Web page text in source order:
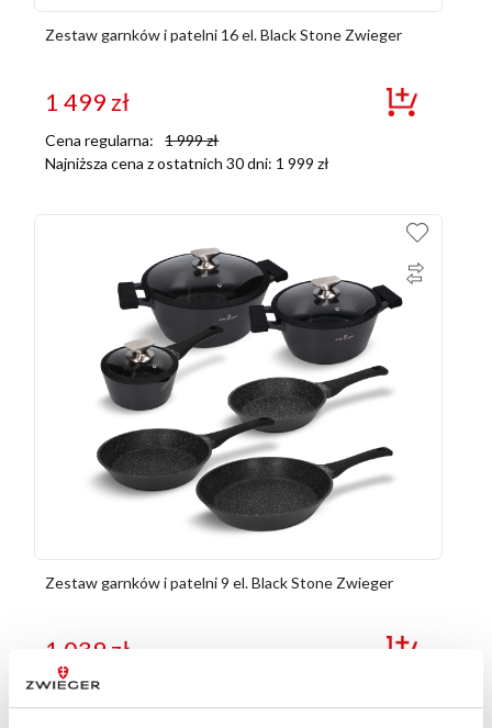
Zestaw garnków i patelni 16 el. Black Stone Zwieger
1 499zł
Cena regularna: 1 999zł
Najniższa cena z ostatnich 30 dni: 1 999 zł
Zestaw garnków i patelni 9 el. Black Stone Zwieger
1 039 zł